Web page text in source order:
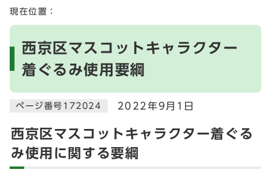
ここから本文です
現在位置：
西京区マスコットキャラクター
着ぐるみ使用要綱
ページ番号172024 2022年9月1日
西京区マスコットキャラクター着ぐる
み使用に関する要綱